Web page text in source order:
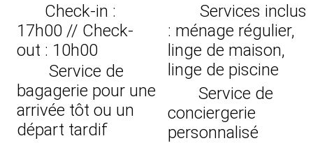
Check-in :
17h00 // Check-
out : 10h00
Service de
bagagerie pour une
arrivée tôt ou un
départ tardif
Services inclus
: ménage régulier,
linge de maison,
linge de piscine
Service de
conciergerie
personnalisé